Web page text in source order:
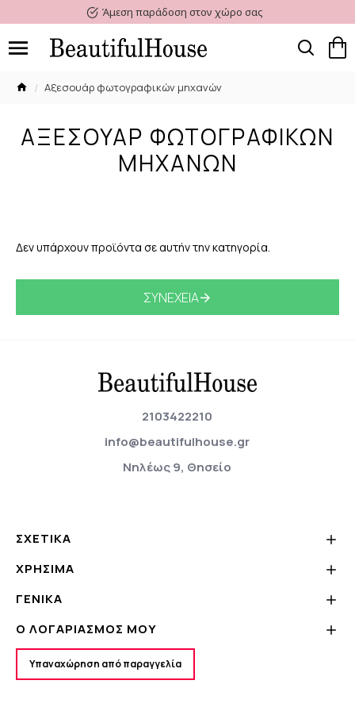
Άμεση παράδοση στον χώρο σας
Αξεσουάρ φωτογραφικών μηχανών
ΑΞΕΣΟΥΆΡ ΦΩΤΟΓΡΑΦΙΚΏΝ
ΜΗΧΑΝΏΝ
Δεν υπάρχουν προϊόντα σε αυτήν την κατηγορία.
ΣΥΝΈΧΕΙΑ
2103422210
info@beautifulhouse.gr
Νηλέως 9, Θησείο
ΣΧΕΤΙΚΆ
ΧΡΗΣΙΜΑ
ΓΕΝΙΚΆ
Ο ΛΟΓΑΡΙΑΣΜΌΣ ΜΟΥ
Υπαναχώρηση από παραγγελία